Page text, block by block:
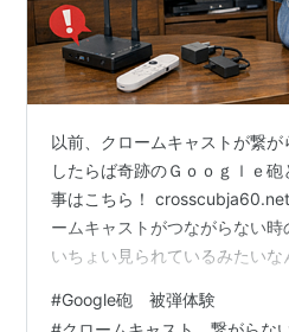
以前、クロームキャストが繋
したらば奇跡のＧｏｏｇｌｅ
事はこちら！
ームキャストがつながらない時
いちょい見られているみたいな
らなかったんです。今でも、ク
#Google砲 被弾体験